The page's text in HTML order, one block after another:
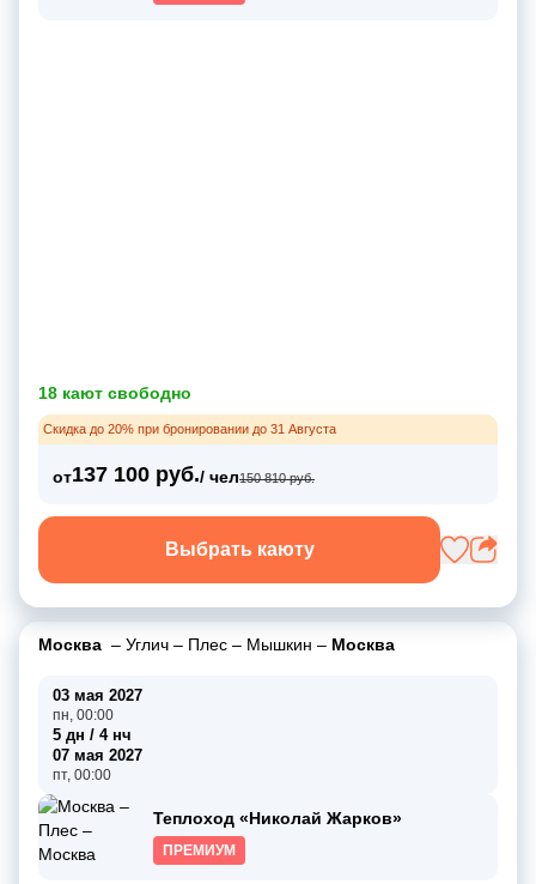
18 кают свободно
Скидка до 20% при бронировании до 31 Августа
от137 100 руб./ чел150 810 руб.
Выбрать каюту
Москва – Углич – Плес – Мышкин – Москва
03 мая 2027
пн, 00:00
5 дн / 4 нч
07 мая 2027
пт, 00:00
Теплоход «Николай Жарков»
ПРЕМИУМ